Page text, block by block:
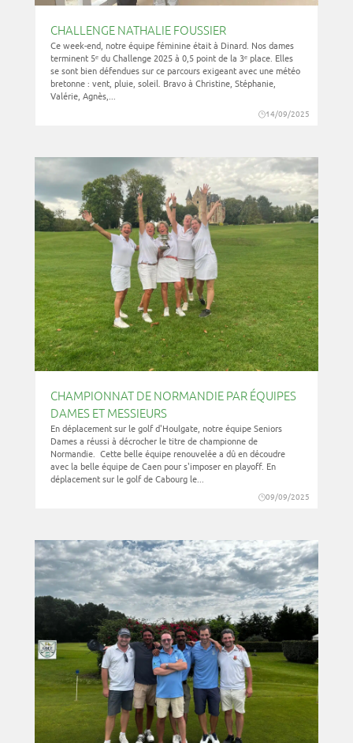
CHALLENGE NATHALIE FOUSSIER
14/09/2025
Ce week-end, notre équipe féminine était à Dinard. Nos dames
terminent 5ᵉ du Challenge 2025 à 0,5 point de la 3ᵉ place. Elles
se sont bien défendues sur ce parcours exigeant avec une météo
bretonne : vent, pluie, soleil. Bravo à Christine, Stéphanie,
Valérie, Agnès,...
CHAMPIONNAT DE NORMANDIE PAR ÉQUIPES
DAMES ET MESSIEURS
09/09/2025
En déplacement sur le golf d'Houlgate, notre équipe Seniors
Dames a réussi à décrocher le titre de championne de
Normandie. Cette belle équipe renouvelée a dû en découdre
avec la belle équipe de Caen pour s'imposer en playoff. En
déplacement sur le golf de Cabourg le...